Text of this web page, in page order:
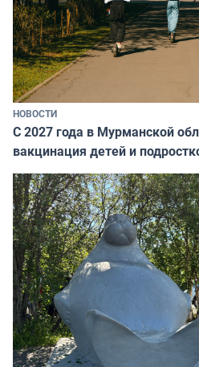
НОВОСТИ
С 2027 года в Мурманской
вакцинация детей и